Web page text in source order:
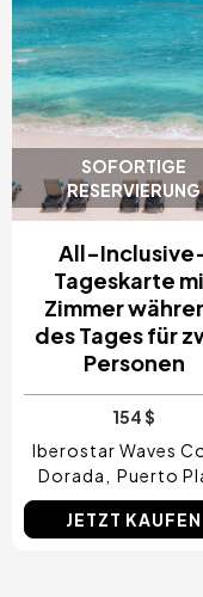
SOFORTIGE
RESERVIERUNG
All-
Tageskarte
Zimmer
des Tages für
Personen
154 $
Iberostar Waves
Dorada
Puerto
JETZT KAUFEN